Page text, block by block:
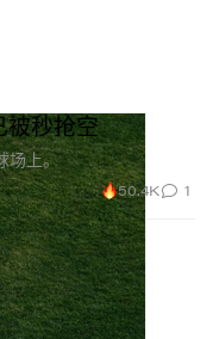
被秒抢空
场上。
50.4K 1